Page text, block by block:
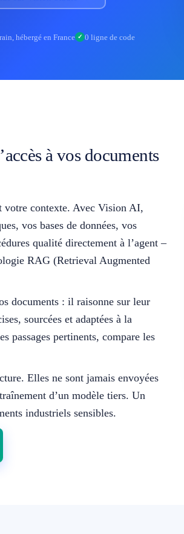
hébergé en France ✓ 0 ligne de code
à vos documents
votre contexte. Avec Vision AI,
vos bases de données, vos
qualité directement à l’agent –
RAG (Retrieval Augmented
documents : il raisonne sur leur
sourcées et adaptées à la
passages pertinents, compare les
Elles ne sont jamais envoyées
d’un modèle tiers. Un
industriels sensibles.